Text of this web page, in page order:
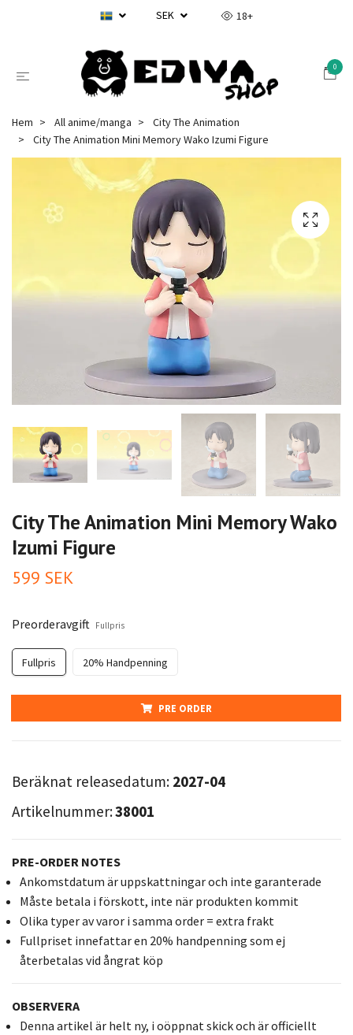
SEK 18+
0
Hem All anime/manga
City The Animation
City The Animation Mini Memory Wako Izumi Figure
City The Animation Mini Memory Wako
Izumi Figure
599 SEK
Preorderavgift Fullpris
Fullpris 20% Handpenning
PRE ORDER
Beräknat releasedatum: 2027-04
Artikelnummer:38001
PRE-ORDER NOTES
Ankomstdatum är uppskattningar och inte garanterade
Måste betala i förskott, inte när produkten kommit
Olika typer av varor i samma order = extra frakt
Fullpriset innefattar en 20% handpenning som ej
återbetalas vid ångrat köp
OBSERVERA
Denna artikel är helt ny, i oöppnat skick och är officiellt